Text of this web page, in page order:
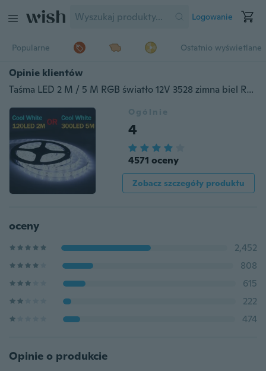
Logowanie
Popularne Ostatnio wyświetlane
Opinie klientów
Taśma LED 2 M / 5 M RGB światło 12V 3528 zimna biel RGB 120Led / 300Led SMD elastyczna girlanda żarówkowa led dekoracja zewnętrzna
Ogólnie
4
4571 oceny
Zobacz szczegóły produktu
oceny
2,452
808
615
222
474
Opinie o produkcie